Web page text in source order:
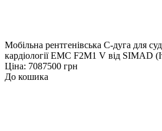
Мобільна рентгенівська С-дуга для
кардіології EMC F2M1 V від SIMAD
Ціна: 7087500 грн
До кошика